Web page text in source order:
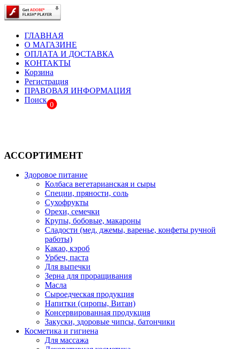
ГЛАВНАЯ
О МАГАЗИНЕ
ОПЛАТА И ДОСТАВКА
КОНТАКТЫ
Корзина
Регистрация
ПРАВОВАЯ ИНФОРМАЦИЯ
Поиск
0
АССОРТИМЕНТ
Здоровое питание
Колбаса вегетарианская и сыры
Специи, пряности, соль
Сухофрукты
Орехи, семечки
Крупы, бобовые, макароны
Сладости (мед, джемы, варенье, конфеты ручной
работы)
Какао, кэроб
Урбеч, паста
Для выпечки
Зерна для проращивания
Масла
Сыроедческая продукция
Напитки (сиропы, Витан)
Консервированная продукция
Закуски, здоровые чипсы, батончики
Косметика и гигиена
Для массажа